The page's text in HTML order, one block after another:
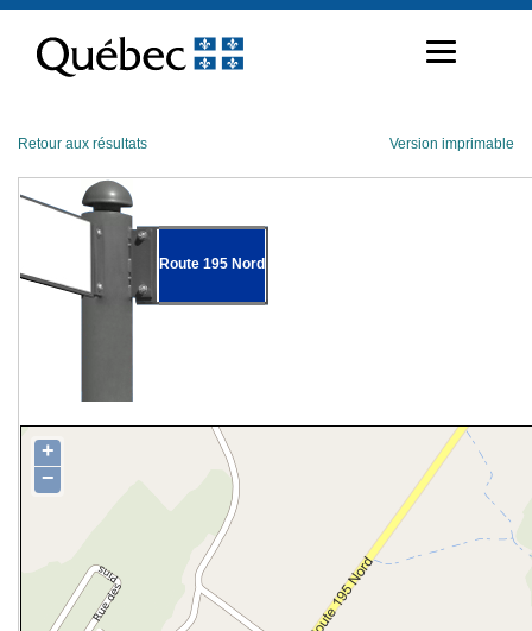
contenu
Retour aux résultats Version imprimable
Route 195 Nord
+
−